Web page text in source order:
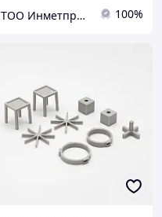
ТОО Инметпром 100%